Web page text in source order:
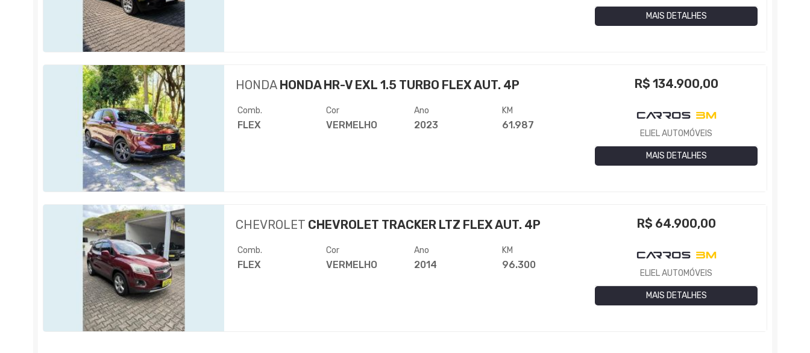
MAIS DETALHES
HONDAHONDA HR-V EXL 1.5 TURBO FLEX AUT. 4P
Comb.
FLEX
Cor
VERMELHO
Ano
2023
KM
61.987
R$ 134.900,00
ELIEL AUTOMÓVEIS
MAIS DETALHES
CHEVROLET CHEVROLET TRACKER LTZ FLEX AUT. 4P
Comb.
FLEX
Cor
VERMELHO
Ano
2014
KM
96.300
R$ 64.900,00
ELIEL AUTOMÓVEIS
MAIS DETALHES